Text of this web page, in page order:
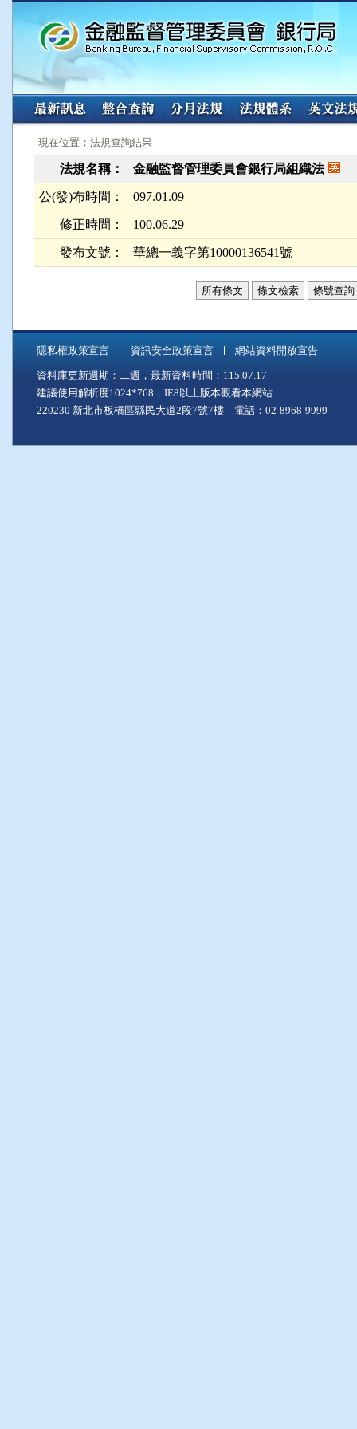
:::
現在位置：法規查詢結果
法規名稱： 金融監督管理委員會銀行局組織法
公(發)布時間： 097.01.09
修正時間： 100.06.29
發布文號： 華總一義字第10000136541號
所有條文 條文檢索 條號查詢
隱私權政策宣言 資訊安全政策宣言 網站資料開放宣告
資料庫更新週期：二週，最新資料時間：115.07.17
建議使用解析度1024*768，IE8以上版本觀看本網站
220230 新北市板橋區縣民大道2段7號7樓 電話：02-8968-9999